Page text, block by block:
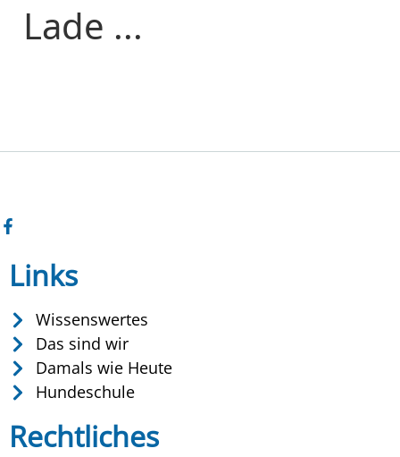
Lade ...
Links
Wissenswertes
Das sind wir
Damals wie Heute
Hundeschule
Rechtliches